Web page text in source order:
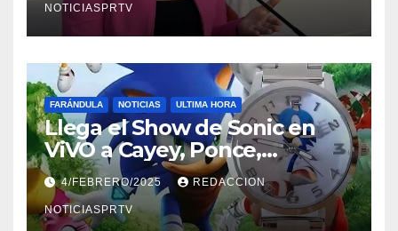
NOTICIASPRTV
FARÁNDULA NOTICIAS ULTIMA HORA
Llega el Show de Sonic en
ViVO a Cayey, Ponce,
Barceloneta y Humacao,
Relojes gratis para el que
compre ahora….
4/FEBRERO/2025 REDACCION
NOTICIASPRTV